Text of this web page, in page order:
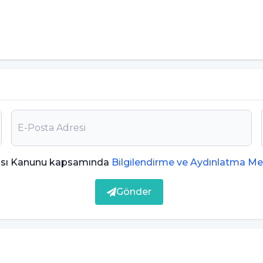
değildir. Bazı bireylerde sıra dışı cinsel
olarak değerlendirilebilmesi için klinik
gerekir.
ve psikolojik sağlığını olumsuz etkileyebilir.
fantezileri yaşayabilir ve bu dürtüler nedeniyle
psikiyatrik bozukluk olarak
Kanunu kapsamında Bilgilendirme ve Aydınlatma
Gönder